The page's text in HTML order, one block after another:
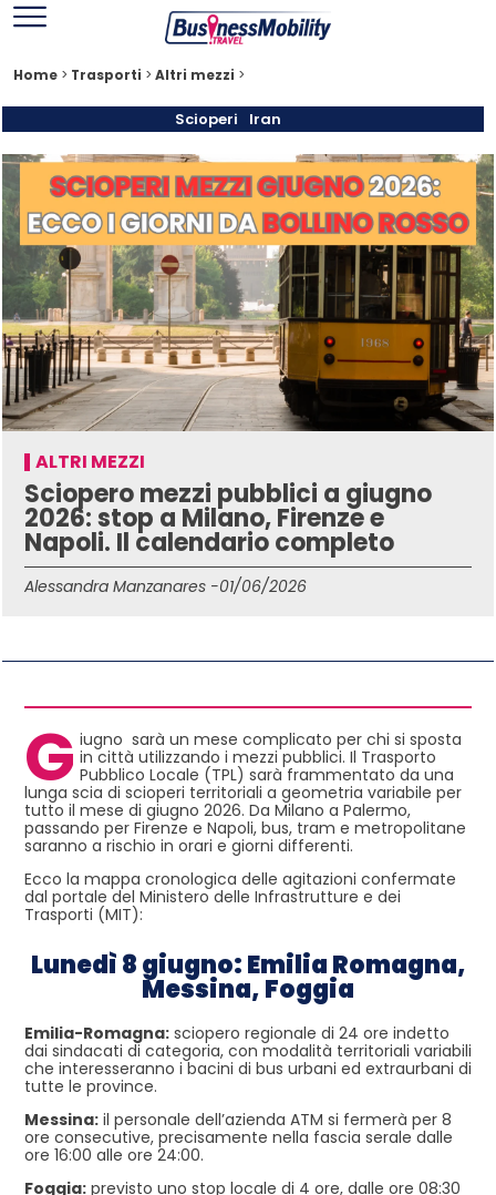
Home > Trasporti > Altri mezzi >
Scioperi Iran
ALTRI MEZZI
Sciopero mezzi pubblici a giugno
2026: stop a Milano, Firenze e
Napoli. Il calendario completo
Alessandra Manzanares -01/06/2026
G iugno sarà un mese complicato per chi si sposta
in città utilizzando i mezzi pubblici. Il Trasporto
Pubblico Locale (TPL) sarà frammentato da una
lunga scia di scioperi territoriali a geometria variabile per
tutto il mese di giugno 2026. Da Milano a Palermo,
passando per Firenze e Napoli, bus, tram e metropolitane
saranno a rischio in orari e giorni differenti.
Ecco la mappa cronologica delle agitazioni confermate
dal portale del Ministero delle Infrastrutture e dei
Trasporti (MIT):
Lunedì 8 giugno: Emilia Romagna,
Messina, Foggia
Emilia-Romagna: sciopero regionale di 24 ore indetto
dai sindacati di categoria, con modalità territoriali variabili
che interesseranno i bacini di bus urbani ed extraurbani di
tutte le province.
Messina: il personale dell’azienda ATM si fermerà per 8
ore consecutive, precisamente nella fascia serale dalle
ore 16:00 alle ore 24:00.
Foggia: previsto uno stop locale di 4 ore, dalle ore 08:30